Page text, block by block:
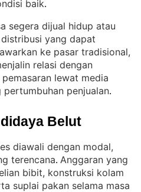
baik.
segera dijual hidup atau
yang dapat
ke pasar tradisional,
relasi dengan
pemasaran lewat media
penjualan.
Belut
diawali dengan modal,
terencana. Anggaran yang
bibit, konstruksi kolam
suplai pakan selama masa